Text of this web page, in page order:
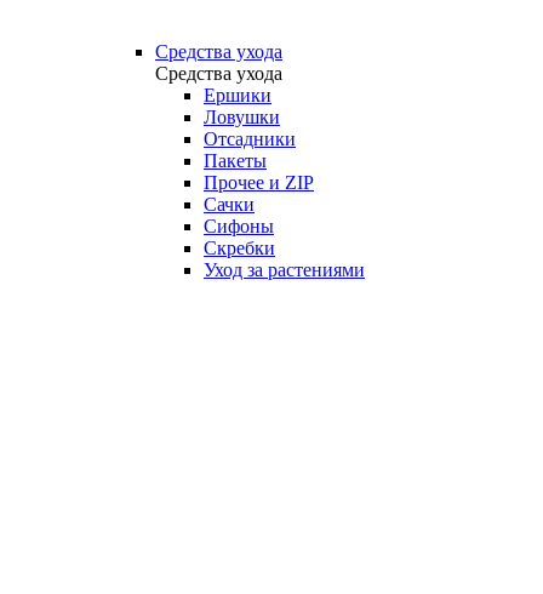
Средства ухода
Средства ухода
Ершики
Ловушки
Отсадники
Пакеты
Прочее и ZIP
Сачки
Сифоны
Скребки
Уход за растениями